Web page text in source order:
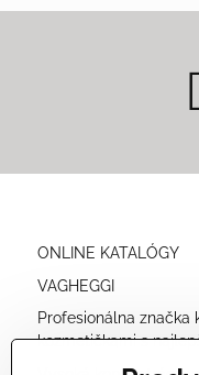
ONLINE KATALÓGY
VAGHEGGI
Profesionálna
kozmetičkami s